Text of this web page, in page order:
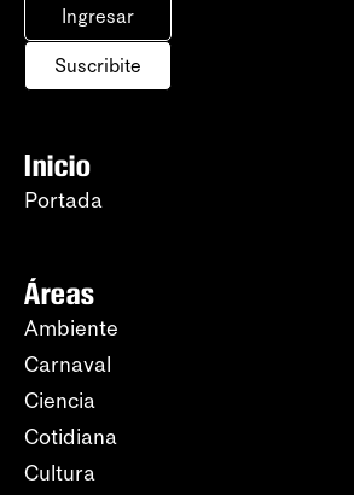
Ingresar
Suscribite
Inicio
Portada
Áreas
Ambiente
Carnaval
Ciencia
Cotidiana
Cultura